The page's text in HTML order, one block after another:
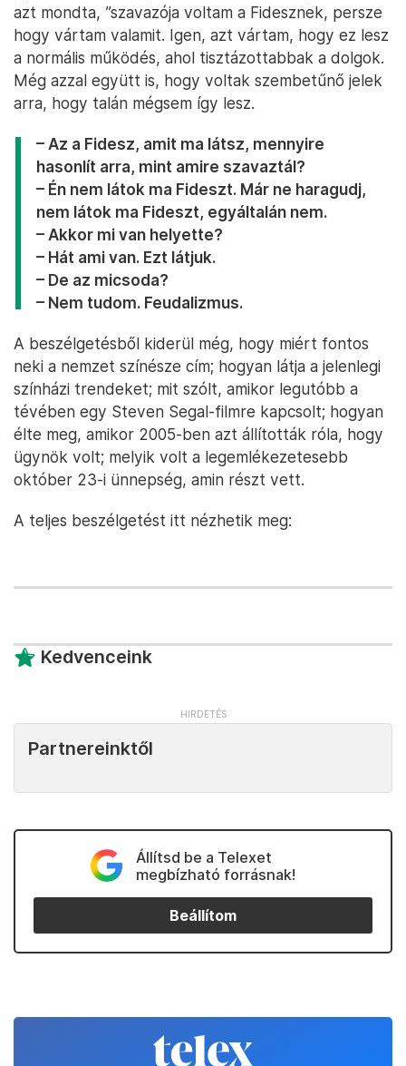
azt mondta, ”szavazója voltam a Fidesznek, persze
hogy vártam valamit. Igen, azt vártam, hogy ez lesz
a normális működés, ahol tisztázottabbak a dolgok.
Még azzal együtt is, hogy voltak szembetűnő jelek
arra, hogy talán mégsem így lesz.
– Az a Fidesz, amit ma látsz, mennyire
hasonlít arra, mint amire szavaztál?
– Én nem látok ma Fideszt. Már ne haragudj,
nem látok ma Fideszt, egyáltalán nem.
– Akkor mi van helyette?
– Hát ami van. Ezt látjuk.
– De az micsoda?
– Nem tudom. Feudalizmus.
A beszélgetésből kiderül még, hogy miért fontos
neki a nemzet színésze cím; hogyan látja a jelenlegi
színházi trendeket; mit szólt, amikor legutóbb a
tévében egy Steven Segal-filmre kapcsolt; hogyan
élte meg, amikor 2005-ben azt állították róla, hogy
ügynök volt; melyik volt a legemlékezetesebb
október 23-i ünnepség, amin részt vett.
A teljes beszélgetést itt nézhetik meg:
Kedvenceink
Partnereinktől
Állítsd be a Telexet
megbízható forrásnak!
Beállítom